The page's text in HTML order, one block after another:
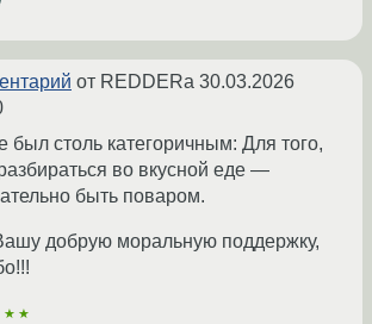
от REDDERa 30.03.2026
был столь категоричным: Для того,
во вкусной еде —
быть поваром.
добрую моральную поддержку,
★★